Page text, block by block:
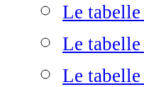
Le tabelle
Le tabelle
Le